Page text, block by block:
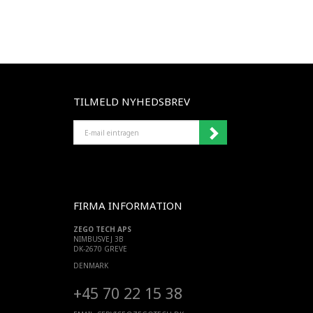
TILMELD NYHEDSBREV
MAIL
EINTRAGEN
FIRMA INFORMATION
ZEGO TECH APS
NIMBUSVEJ 3B
DK-2670 GREVE
DENMARK
+45 70 22 15 38